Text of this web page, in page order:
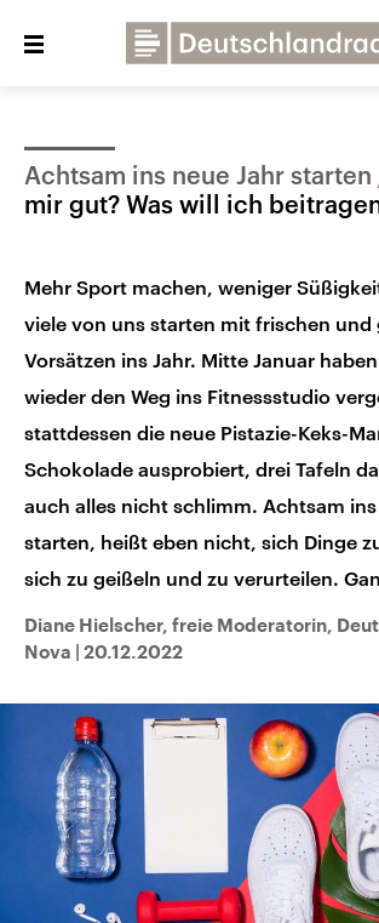
Close
Deutschlandfunk
Deutschlandfunk Kultur
Deutschlandfunk Nova
Über uns Programme
Dialog und Kontakt
Achtsam ins neue Jahr starten
mir gut? Was will ich
Mehr Sport machen, weniger
viele von uns starten mit frischen und
Vorsätzen ins Jahr. Mitte Januar
wieder den Weg ins Fitnessstudio
stattdessen die neue Pistazie-Keks-
Schokolade ausprobiert, drei Tafeln
auch alles nicht schlimm. Achtsam ins
starten, heißt eben nicht, sich Dinge
sich zu geißeln und zu verurteilen.
Diane Hielscher, freie Moderatorin,
Nova
20.12.2022